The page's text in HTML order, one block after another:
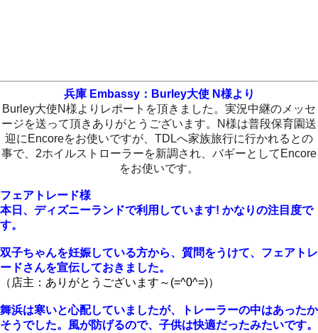
兵庫 Embassy：Burley大使 N様より
Burley大使N様よりレポートを頂きました。実況中継のメッセ
ージを送って頂きありがとうございます。N様は普段保育園送
迎にEncoreをお使いですが、TDLへ家族旅行に行かれるとの
事で、2ホイルストローラーを新調され、バギーとしてEncore
をお使いです。
フェアトレード様
本日、ディズニーランドで利用しています! かなりの注目度で
す。
双子ちゃんを妊娠している方から、質問をうけて、 フェアトレ
ードさんを宣伝しておきました。
（店主：ありがとうございます～(=^0^=)）
舞浜は寒いと心配していましたが、
トレーラーの中はあったか
そうでした。風が防げるので、子供は快適だったみたいです。